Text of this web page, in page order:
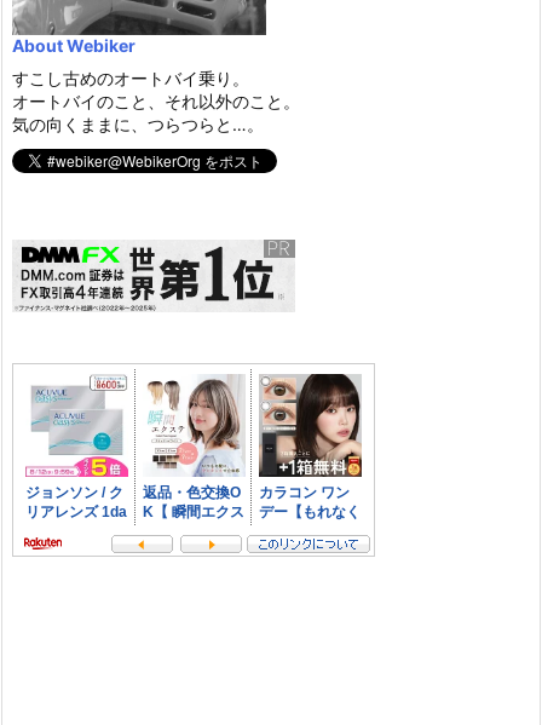
About Webiker
すこし古めのオートバイ乗り。
オートバイのこと、それ以外のこと。
気の向くままに、つらつらと…。